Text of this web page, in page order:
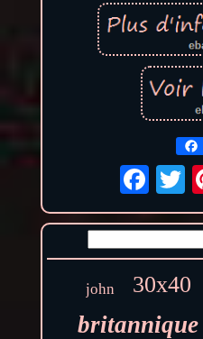
john 30x40
britannique